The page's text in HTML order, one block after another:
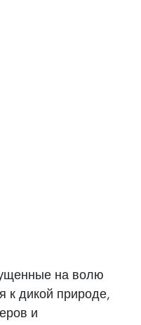
на волю
к дикой природе,
и